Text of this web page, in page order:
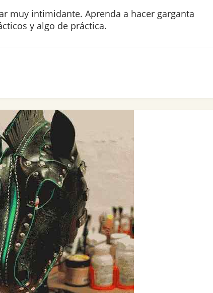
muy intimidante. Aprenda a hacer garganta
y algo de práctica.